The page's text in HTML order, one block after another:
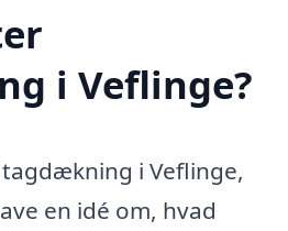
i Veflinge?
i Veflinge,
en idé om, hvad